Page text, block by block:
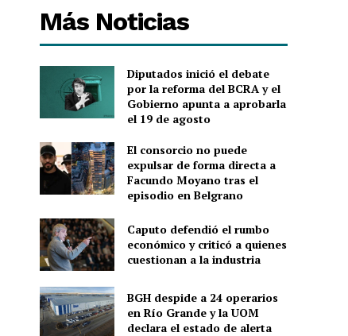
Más Noticias
Diputados inició el debate
por la reforma del BCRA y el
Gobierno apunta a aprobarla
el 19 de agosto
El consorcio no puede
expulsar de forma directa a
Facundo Moyano tras el
episodio en Belgrano
Caputo defendió el rumbo
económico y criticó a quienes
cuestionan a la industria
BGH despide a 24 operarios
en Río Grande y la UOM
declara el estado de alerta